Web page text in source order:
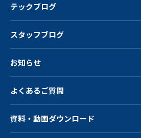
テックブログ
スタッフブログ
お知らせ
よくあるご質問
資料・動画ダウンロード